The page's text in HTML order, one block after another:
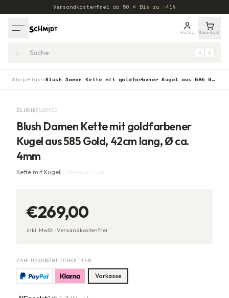
Versandkostenfrei ab 50 € Bis zu −41%
Portal Warenkorb
⌕ ⌘ K
Shop›Blush› Blush Damen Kette mit goldfarbener Kugel aus 585 Gold, 42cm lang, Ø ca. 4mm
BLUSH 3120YGO
Blush Damen Kette mit goldfarbener
Kugel aus 585 Gold, 42cm lang, Ø ca.
4mm
Kette mit Kugel 8720053901759
€269,00
inkl. MwSt. ·Versandkostenfrei
ZAHLUNGSMÖGLICHKEITEN
Vorkasse